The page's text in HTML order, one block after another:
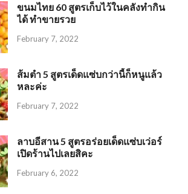
ขนมไทย 60 สูตรเก็บไว้ในคลังทำกิน
ได้ ทำขายรวย
February 7, 2022
ส้มตำ 5 สูตรเด็ดแซ่บกว่านี้ก็หนูแล้ว
หละค่ะ
February 7, 2022
ลาบอีสาน 5 สูตรอร่อยเด็ดแซ่บเว่อร์
เปิดร้านไปเลยสิคะ
February 6, 2022